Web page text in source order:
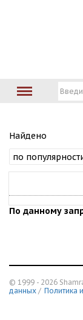
Найдено
По данному
© 1999 - 2026
данных / Политика